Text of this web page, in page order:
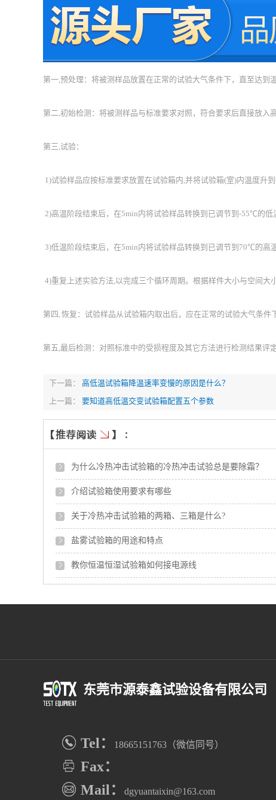
第一,预处理：将被测样品放置在正常的试验大气条件下，直至达到温
第二,初始检测：将被测样品与标准要求对照，符合要求后直接放入
第三,试验：
1)试验样品应按标准要求放置在试验箱内,并将试验箱(室)内温度升
2)高温阶段结束后，在5min内将试验样品转换到已调节到-55℃的
3)低温阶段结束后，在5min内将试验样品转换到已调节到70℃的高
4)重复上述实验方法,以完成三个循环周期。根据样件大小与空间
第四, 恢复：试验样品从试验箱内取出后，应在正常的试验大气条件
第五,最后检测：对照标准中的受损程度及其它方法进行检测结果评定
下一篇：
高低温试验箱降温速率变慢的原因是什么？
上一篇： 要知道高低温交变试验箱配置五个参数
为什么冷热冲击试验箱的冷热冲击试验总是要除霜？
介绍试验箱使用要求有哪些
关于冷热冲击试验箱的两箱、三箱是什么?
盐雾试验箱的用途和特点
教你恒温恒湿试验箱如何接电源线
东莞市源泰鑫试验设备有限公司
Tel： 18665151763（微信同号）
Fax：
Mail：
dgyuantaixin@163.com